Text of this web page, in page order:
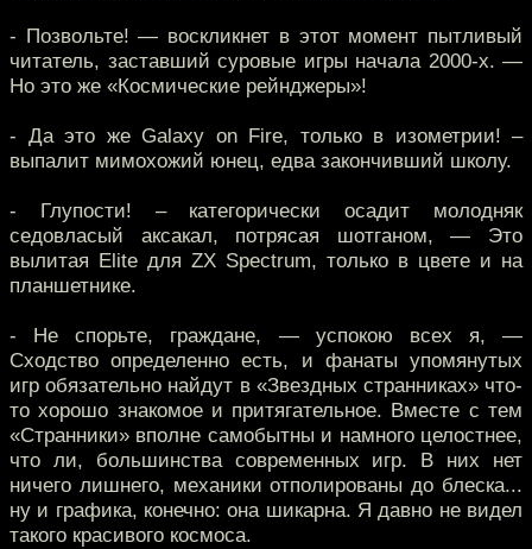
- Позвольте! — воскликнет в этот момент пытливый
читатель, заставший суровые игры начала 2000-х. —
Но это же «Космические рейнджеры»!
- Да это же Galaxy on Fire, только в изометрии! –
выпалит мимохожий юнец, едва закончивший школу.
- Глупости! – категорически осадит молодняк
седовласый аксакал, потрясая шотганом, — Это
вылитая Elite для ZX Spectrum, только в цвете и на
планшетнике.
- Не спорьте, граждане, — успокою всех я, —
Сходство определенно есть, и фанаты упомянутых
игр обязательно найдут в «Звездных странниках» что-
то хорошо знакомое и притягательное. Вместе с тем
«Странники» вполне самобытны и намного целостнее,
что ли, большинства современных игр. В них нет
ничего лишнего, механики отполированы до блеска...
ну и графика, конечно: она шикарна. Я давно не видел
такого красивого космоса.